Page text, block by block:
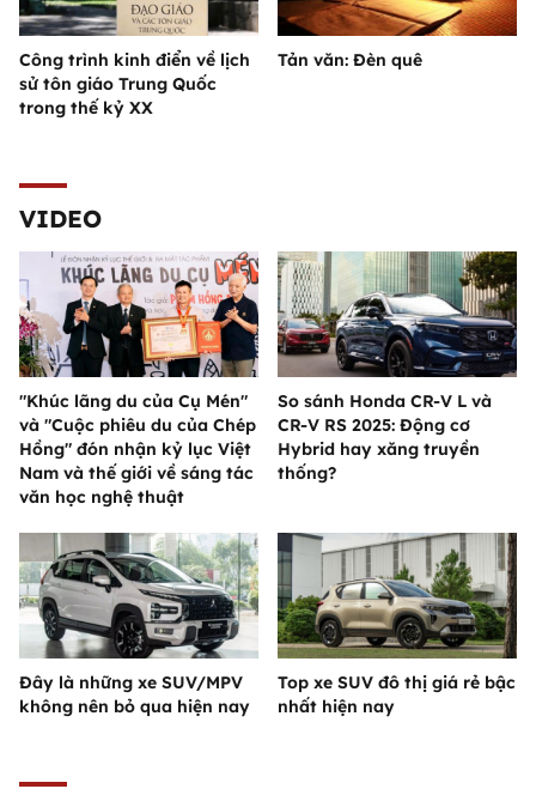
Công trình kinh điển về lịch
sử tôn giáo Trung Quốc
trong thế kỷ XX
Tản văn: Đèn quê
VIDEO
"Khúc lãng du của Cụ Mén"
và "Cuộc phiêu du của Chép
Hồng" đón nhận kỷ lục Việt
Nam và thế giới về sáng tác
văn học nghệ thuật
So sánh Honda CR-V L và
CR-V RS 2025: Động cơ
Hybrid hay xăng truyền
thống?
Đây là những xe SUV/MPV
không nên bỏ qua hiện nay
Top xe SUV đô thị giá rẻ bậc
nhất hiện nay